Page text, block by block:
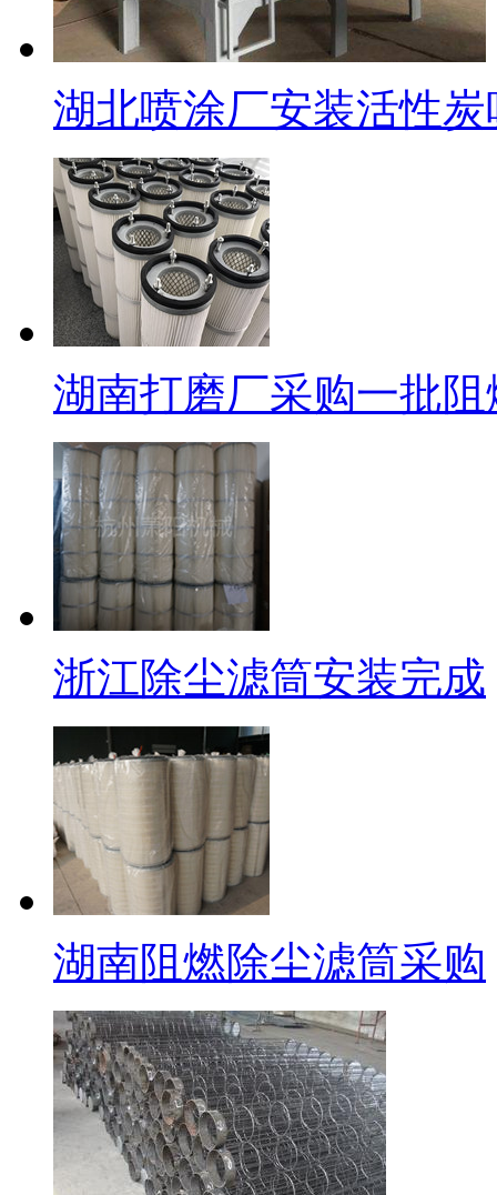
湖北喷涂厂安装活性
湖南打磨厂采购一批
浙江除尘滤筒安装完成
湖南阻燃除尘滤筒采购